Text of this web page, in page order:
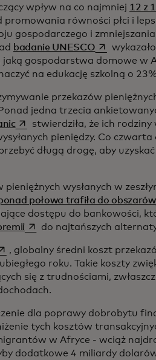
wpływ na co najmniej 12 z
a new tab
promowania równości płci i
gospodarczego i
badanie UNESCOopens in a
gospodarstwa domowe w
na edukację szkolną o
przekazów
jedna trzecia
opens in a new tab
stwierdziła, że ich
pieniędzy. Co czwarta
długą drogę, aby
wysłanych w
połowa trafiła do obszarów
dostępu do bankowości,
opens in a new tab
do najtańszych
in a new tab
, globalny średni koszt
roku. Takie koszty
się z trudnościami,
dla poprawy dobrobytu
tych kosztów
w Afryce - wciąż
dodatkowe 4 miliardy